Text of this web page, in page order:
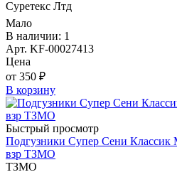
Суретекс Лтд
Мало
В наличии: 1
Арт. KF-00027413
Цена
от 350 ₽
В корзину
Быстрый просмотр
Подгузники Супер Сени Классик
взр ТЗМО
ТЗМО